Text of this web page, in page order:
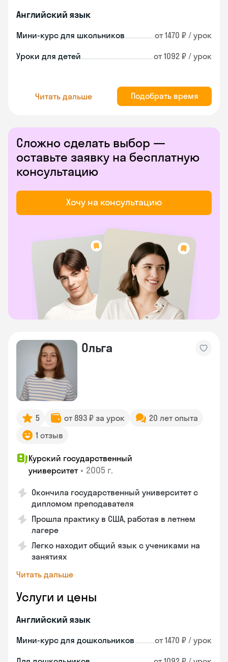
Английский язык
Мини-курс для школьников от 1470 ₽ / урок
Уроки для детей от 1092 ₽ / урок
Читать дальше Подобрать время
Сложно сделать выбор —
оставьте заявку на бесплатную
консультацию
Хочу на консультацию
Ольга
5 от 893 ₽ за урок
20 лет опыта
1 отзыв
Курский государственный
университет • 2005 г.
Окончила государственный университет с
дипломом преподавателя
Прошла практику в США, работая в летнем
лагере
Легко находит общий язык с учениками на
занятиях
Читать дальше
Услуги и цены
Английский язык
Мини-курс для дошкольников от 1470 ₽ / урок